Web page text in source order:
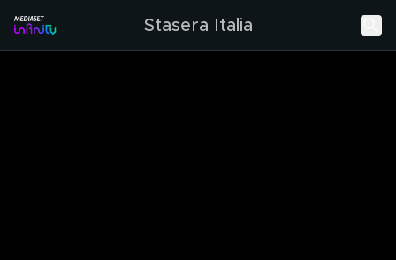
Stasera Italia